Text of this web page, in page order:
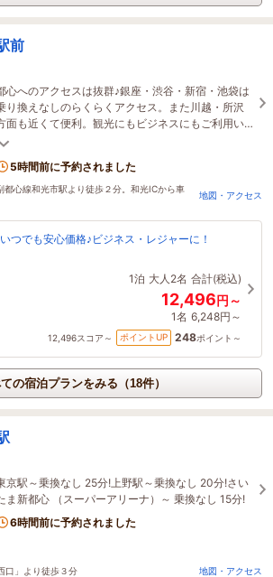
前
心へのアクセスは抜群♪銀座・渋谷・新宿・池袋は
り換えなしのらくらくアクセス。また川越・所沢
面も近くて便利。観光にもビジネスにもご利用い
だけます。
5時間前に予約されました
都心線和光市駅より徒歩２分。和光ICから車
地図・アクセス
つでも安心価格♪ビジネス・レジャーに！
1泊 大人2名 合計(税込)
12,496円～
1名 6,248円～
12,496スコア～ ポイントUP 248ポイント～
の宿泊プランをみる（18件）
京駅～乗換なし 25分!上野駅～乗換なし 20分!さい
ま新都心 （スーパーアリーナ）～ 乗換なし 15分!
6時間前に予約されました
口」より徒歩３分 地図・アクセス